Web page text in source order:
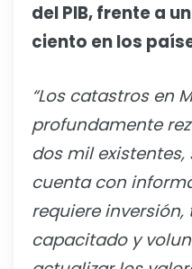
del PIB, frente a
ciento en los
“Los catastros en
profundamente
dos mil existentes,
cuenta con
requiere
capacitado y